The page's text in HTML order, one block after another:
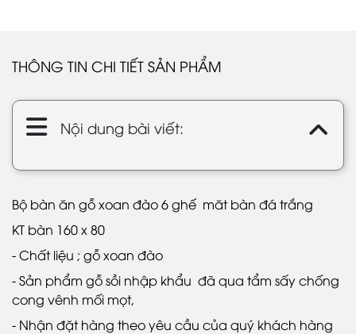
THÔNG TIN CHI TIẾT SẢN PHẨM
Nội dung bài viết:
Bộ bàn ăn gỗ xoan đào 6 ghế măt bàn đá trắng
KT bàn 160 x 80
- Chất liệu ; gỗ xoan đào
- Sản phẩm gỗ sồi nhập khẩu đã qua tẩm sấy chống
cong vênh mối mọt,
- Nhận đặt hàng theo yêu cầu của quý khách hàng